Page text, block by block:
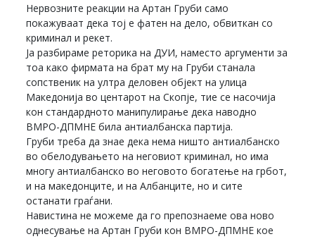
Нервозните реакции на Артан Груби само
покажуваат дека тој е фатен на дело, обвиткан со
криминал и рекет.
Ја разбираме реторика на ДУИ, наместо аргументи за
тоа како фирмата на брат му на Груби станала
сопственик на ултра деловен објект на улица
Македонија во центарот на Скопје, тие се насочија
кон стандардното манипулирање дека наводно
ВМРО-ДПМНЕ била антиалбанска партија.
Груби треба да знае дека нема ништо антиалбанско
во обелодувањето на неговиот криминал, но има
многу антиалбанско во неговото богатење на грбот,
и на македонците, и на Албанците, но и сите
останати граѓани.
Навистина не можеме да го препознаеме ова ново
однесување на Артан Груби кон ВМРО-ДПМНЕ кое